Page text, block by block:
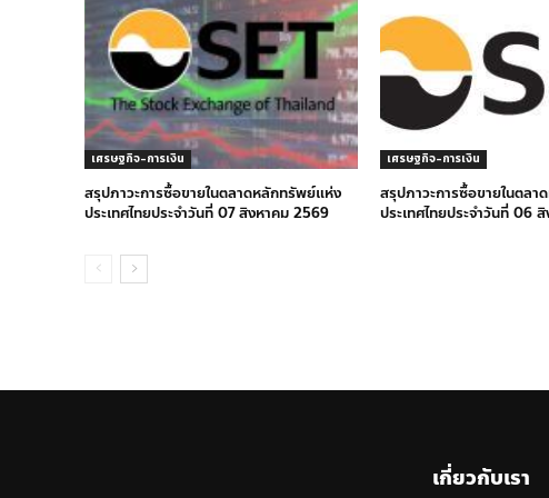
เศรษฐกิจ-การเงิน
สรุปภาวะการซื้อขายในตลาดหลักทรัพย์แห่ง
ประเทศไทยประจำวันที่ 07 สิงหาคม 2569
เศรษฐกิจ-การเงิน
สรุปภาวะการซื้อขายในตล
ประเทศไทยประจำวันที่ 06
เกี่ยวกับเรา